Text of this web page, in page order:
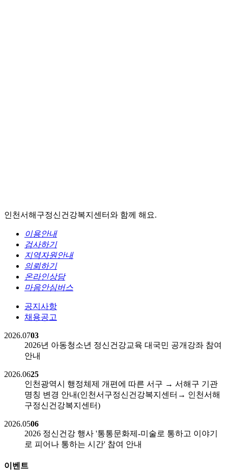
인천서해구정신건강복지센터와 함께 해요.
이용안내
검사하기
지역자원안내
의뢰하기
온라인상담
마음안심버스
공지사항
채용공고
2026.0703
2026년 아동청소년 정신건강교육 대국민 공개강좌 참여
안내
2026.0625
인천광역시 행정체제 개편에 따른 서구 → 서해구 기관
명칭 변경 안내(인천서구정신건강복지센터→ 인천서해
구정신건강복지센터)
2026.0506
2026 정신건강 행사 '통통문화제-미술로 통하고 이야기
로 피어나 통하는 시간' 참여 안내
이벤트